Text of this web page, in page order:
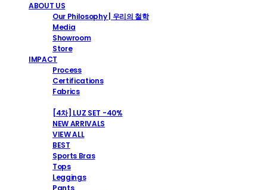
ABOUT US
Our Philosophy | 우리의 철학
Media
Showroom
Store
IMPACT
Process
Certifications
Fabrics
[4차] LUZ SET -40%
NEW ARRIVALS
VIEW ALL
BEST
Sports Bras
Tops
Leggings
Pants